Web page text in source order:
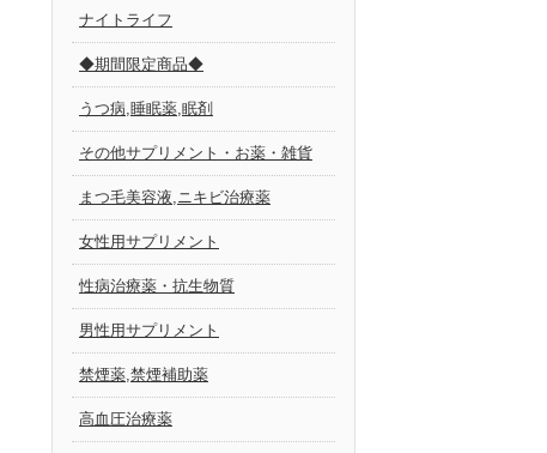
ナイトライフ
◆期間限定商品◆
うつ病,睡眠薬,眠剤
その他サプリメント・お薬・雑貨
まつ毛美容液,ニキビ治療薬
女性用サプリメント
性病治療薬・抗生物質
男性用サプリメント
禁煙薬,禁煙補助薬
高血圧治療薬